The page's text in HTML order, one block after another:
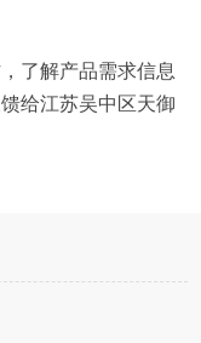
了解产品需求信息
给江苏吴中区天御